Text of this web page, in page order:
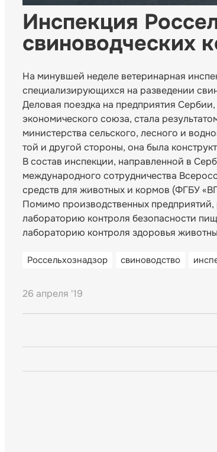
Инспекция
свиноводческих
На минувшей неделе ветеринарная
специализирующихся на разведении
Деловая поездка на предприятия
экономического союза, стала
министерства сельского, лесного и
той и другой стороны, она была
В состав инспекции, направленной в
международного сотрудничества
средств для животных и кормов (ФГБУ
Помимо производственных предприятий,
лабораторию контроля безопасности
лабораторию контроля здоровья
Россельхознадзор свиноводство
26 апреля '19